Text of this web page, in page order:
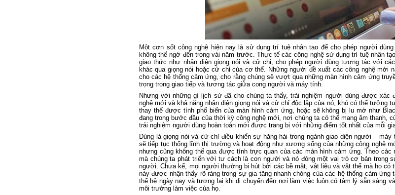
Một cơn sốt công nghệ hiện nay là sử dụng trí tuệ nhân tạo để cho phép người
không thể ngờ đến trong vài năm trước. Thực tế các công nghệ sử dụng trí tuệ nhân
giao thức như nhận diện giọng nói và cử chỉ, cho phép người dùng tương tác với
khác qua giọng nói hoặc cử chỉ của cơ thể. Những người đề xuất các công nghệ mới
cho các hệ thống cảm ứng, cho rằng chúng sẽ vượt qua những màn hình cảm ứng
trọng trong giao tiếp và tương tác giữa cong người và máy tính.
Nhưng với những gì lịch sử đã cho chúng ta thấy, trải nghiệm người dùng được xác
nghệ mới và khả năng nhận diện giọng nói và cử chỉ độc lập của nó, khó có thể tưởng
thay thế được tính phổ biến của màn hình cảm ứng, hoặc sẽ không bị lu mờ như
đang trong bước đầu của thời kỳ công nghệ mới, nơi chúng ta có thể mang âm thanh,
trải nghiệm người dùng hoàn toàn mới được trang bị với những điểm tốt nhất của mỗi
Đúng là giọng nói và cử chỉ điều khiển sự hăng hái trong ngành giao diện người –
sẽ tiếp tục thống lĩnh thị trường và hoạt động như xương sống của những công nghệ
nhưng cũng không thể qua được tính trực quan của các màn hình cảm ứng. Theo các
mà chúng ta phát triển với tư cách là con người và nó đóng một vai trò cơ bản trong
người. Chưa kể, mọi người thường bị hút bởi các bề mặt, vật liệu và vật thể mà họ có
này được nhận thấy rõ ràng trong sự gia tăng nhanh chóng của các hệ thống cảm ứng
thế hệ ngày nay và tương lai khi di chuyển đến nơi làm việc luôn có tâm lý sẵn sàng
môi trường làm việc của họ.